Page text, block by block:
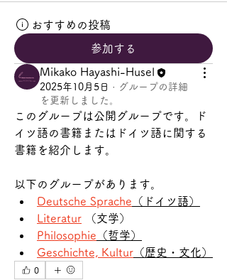
おすすめの投稿
参加する
Mikako Hayashi-Husel
2025年10月5日 · グループの詳細
を更新しました。
このグループは公開グループです。ド
イツ語の書籍またはドイツ語に関する
書籍を紹介します。
以下のグループがあります。
Deutsche Sprache （ドイツ語）
Literatur （文学）
Philosophie （哲学）
Geschichte, Kultur （歴史・文化）
0